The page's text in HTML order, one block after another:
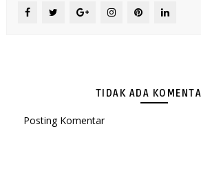
TIDAK ADA
Posting Komentar